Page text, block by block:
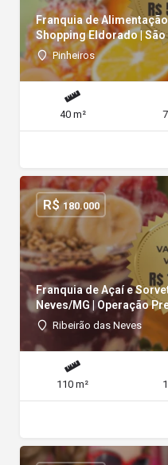
Franquia de
Shopping Eldorado | São
Pinheiros
40 m²
Franquia de Açaí e
Neves/MG | Operação
Ribeirão das Neves
R$180.000
110 m²